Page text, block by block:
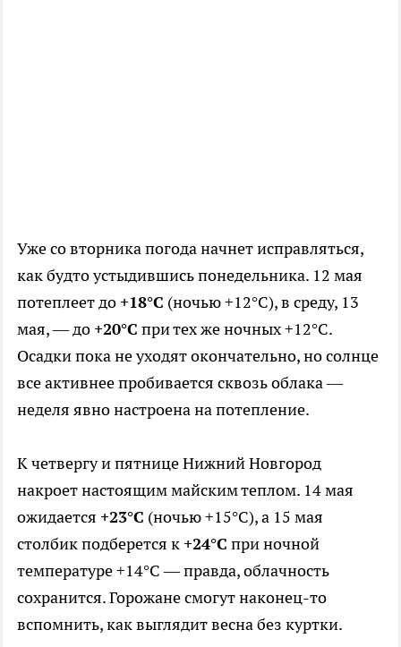
Уже со вторника погода начнет исправляться,
как будто устыдившись понедельника. 12 мая
потеплеет до +18°C (ночью +12°C), в среду, 13
мая, — до +20°C при тех же ночных +12°C.
Осадки пока не уходят окончательно, но солнце
все активнее пробивается сквозь облака —
неделя явно настроена на потепление.
К четвергу и пятнице Нижний Новгород
накроет настоящим майским теплом. 14 мая
ожидается +23°C (ночью +15°C), а 15 мая
столбик подберется к +24°C при ночной
температуре +14°C — правда, облачность
сохранится. Горожане смогут наконец-то
вспомнить, как выглядит весна без куртки.